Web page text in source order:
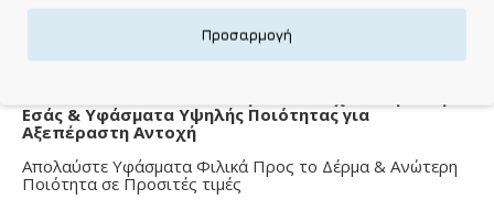
Εσάς & Υφάσματα Υψηλής Ποιότητας για
Αξεπέραστη Αντοχή
Απολαύστε Υφάσματα Φιλικά Προς το Δέρμα & Ανώτερη
Ποιότητα σε Προσιτές τιμές
Προσαρμογή